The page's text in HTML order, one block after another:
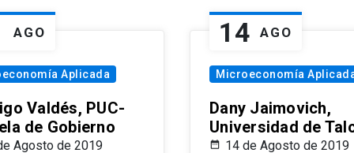
AGO
Aplicada
Valdés, PUC-
de Gobierno
Agosto de 2019
14 AGO
Microeconomía
Dany Jaimovich,
Universidad de
14 de Agosto de 2019